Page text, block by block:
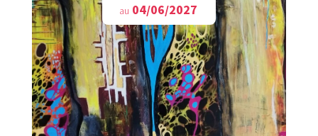
au 04/06/2027